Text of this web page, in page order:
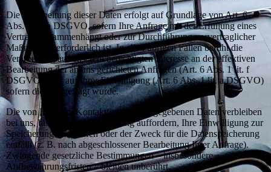
Die Verarbeitung dieser Daten erfolgt auf Grundlage von Art. 6
Abs. 1 lit. b DSGVO, sofern Ihre Anfrage mit der Erfüllung eines
Vertrags zusammenhängt oder zur Durchführung vorvertraglicher
Maßnahmen erforderlich ist. In allen übrigen Fällen beruht die
Verarbeitung auf unserem berechtigten Interesse an der effektiven
Bearbeitung der an uns gerichteten Anfragen (Art. 6 Abs. 1 lit. f
DSGVO) oder auf Ihrer Einwilligung (Art. 6 Abs. 1 lit. a DSGVO)
sofern diese abgefragt wurde.
Die von Ihnen im Kontaktformular eingegebenen Daten verbleiben
bei uns, bis Sie uns zur Löschung auffordern, Ihre Einwilligung zur
Speicherung widerrufen oder der Zweck für die Datenspeicherung
entfällt (z. B. nach abgeschlossener Bearbeitung Ihrer Anfrage).
Zwingende gesetzliche Bestimmungen – insbesondere
Aufbewahrungsfristen – bleiben unberührt.